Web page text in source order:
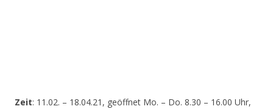
Zeit: 11.02. – 18.04.21, geöffnet Mo. – Do. 8.30 – 16.00 Uhr,